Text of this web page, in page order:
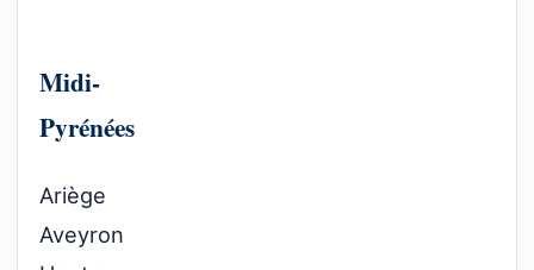
Midi-
Pyrénées
Ariège
Aveyron